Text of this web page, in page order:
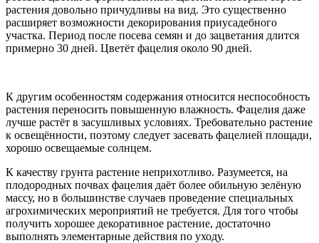
растения довольно причудливы на вид. Это существенно
расширяет возможности декорирования приусадебного
участка. Период после посева семян и до зацветания длится
примерно 30 дней. Цветёт фацелия около 90 дней.
К другим особенностям содержания относится неспособность
растения переносить повышенную влажность. Фацелия даже
лучше растёт в засушливых условиях. Требовательно растение
к освещённости, поэтому следует засевать фацелией площади,
хорошо освещаемые солнцем.
К качеству грунта растение неприхотливо. Разумеется, на
плодородных почвах фацелия даёт более обильную зелёную
массу, но в большинстве случаев проведение специальных
агрохимических мероприятий не требуется. Для того чтобы
получить хорошее декоративное растение, достаточно
выполнять элементарные действия по уходу.